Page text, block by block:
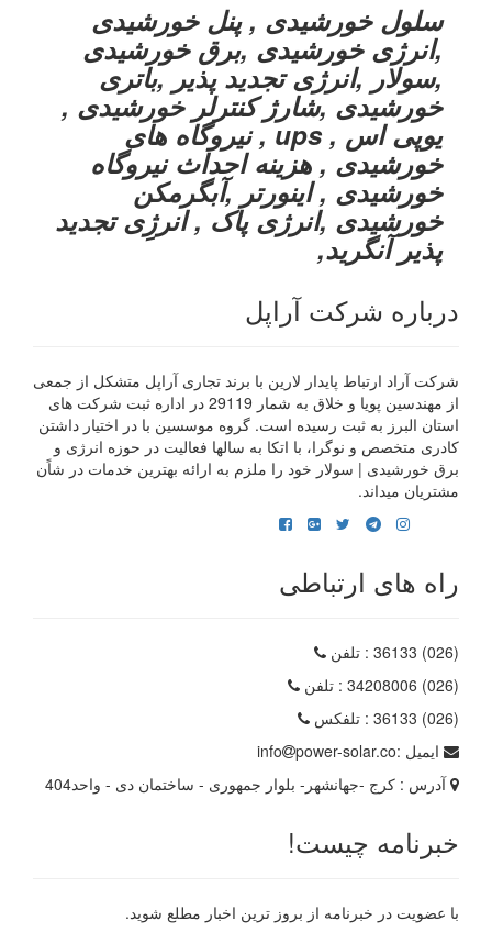
سلول خورشیدی , پنل خورشیدی
,انرژی خورشیدی ,برق خورشیدی
,سولار ,انرژی تجدید پذیر ,باتری
خورشیدی ,شارژ کنترلر خورشیدی ,
یوپی اس , ups , نیروگاه های
خورشیدی , هزینه احداث نیروگاه
خورشیدی , اینورتر ,آبگرمکن
خورشیدی ,انرژی پاک , انرژِی تجدید
پذیر آنگرید,
درباره شرکت آراپل
شرکت آراد ارتباط پایدار لارین با برند تجاری آراپل متشکل از جمعی
از مهندسین پویا و خلاق به شمار 29119 در اداره ثبت شرکت های
استان البرز به ثبت رسیده است. گروه موسسین با در اختیار داشتن
کادری متخصص و نوگرا، با اتکا به سالها فعالیت در حوزه انرژی و
برق خورشیدی | سولار خود را ملزم به ارائه بهترین خدمات در شاًن
مشتریان میداند.
راه های ارتباطی
(026) 36133
: تلفن
(026) 34208006
: تلفن
(026) 36133
: تلفکس
ایمیل :
info
power-solar.co
آدرس : کرج -جهانشهر- بلوار جمهوری - ساختمان دی - واحد404
خبرنامه چیست!
با عضویت در خبرنامه از بروز ترین اخبار مطلع شوید.